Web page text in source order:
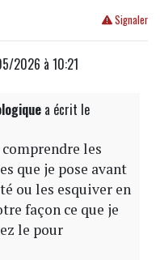
Signaler
2026 à 10:21
a écrit le
les
que je pose avant
ou les esquiver en
façon ce que je
le pour